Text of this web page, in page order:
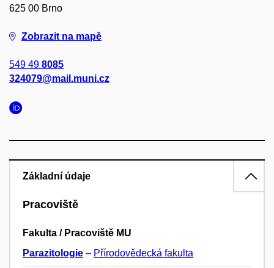
625 00 Brno
Zobrazit na mapě
549 49 8085
324079@mail.muni.cz
Základní údaje
Pracoviště
Fakulta / Pracoviště MU
Parazitologie – Přírodovědecká fakulta